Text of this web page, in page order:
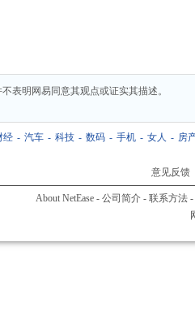
表明网易同意其观点或证实其描述。
经 - 汽车 - 科技 - 数码 - 手机 - 女人 - 房
意见反馈
About NetEase - 公司简介 - 联系方法 -